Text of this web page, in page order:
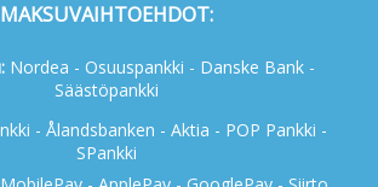
MAKSUVAIHTOEHDOT:
Nordea - Osuuspankki - Danske Bank -
Säästöpankki
- Ålandsbanken - Aktia - POP Pankki -
SPankki